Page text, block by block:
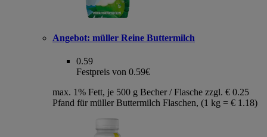
Angebot: müller Reine Buttermilch
0.59
Festpreis von 0.59€
max. 1% Fett, je 500 g Becher / Flasche zzgl. € 0.25
Pfand für müller Buttermilch Flaschen, (1 kg = € 1.18)